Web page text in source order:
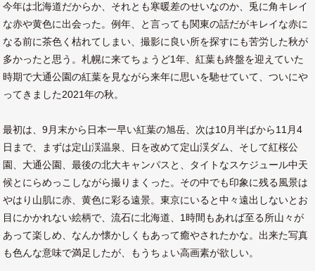
今年は北海道だからか、それとも寒暖差のせいなのか、兎に角キレイ
な赤や黄色に出会った。例年、と言っても関東の話だがキレイな赤に
なる前に茶色く枯れてしまい、撮影に良い所を探すにも苦労した秋が
多かったと思う。札幌に来てちょうど1年、紅葉も終盤を迎えていた
時期で大通公園の紅葉を見ながら来年に思いを馳せていて、ついにや
ってきました2021年の秋。
最初は、9月末から日本一早い紅葉の旭岳、次は10月半ばから11月4
日まで、まずは定山渓温泉、日を改めて定山渓ダム、そして紅桜公
園、大通公園、最後の北大キャンパスと、タイトなスケジュール中天
候とにらめっこしながら撮りまくった。その中でも印象に残る風景は
やはり山肌に赤、黄色に彩る遠景。東京にいると中々遠出しないとお
目にかかれない絵柄で、流石に北海道、1時間もあれば至る所山々が
あって楽しめ、なんか懐かしくもあって癒やされたかな。出来た写真
も色んな意味で満足したが、もうちょい高画素が欲しい。